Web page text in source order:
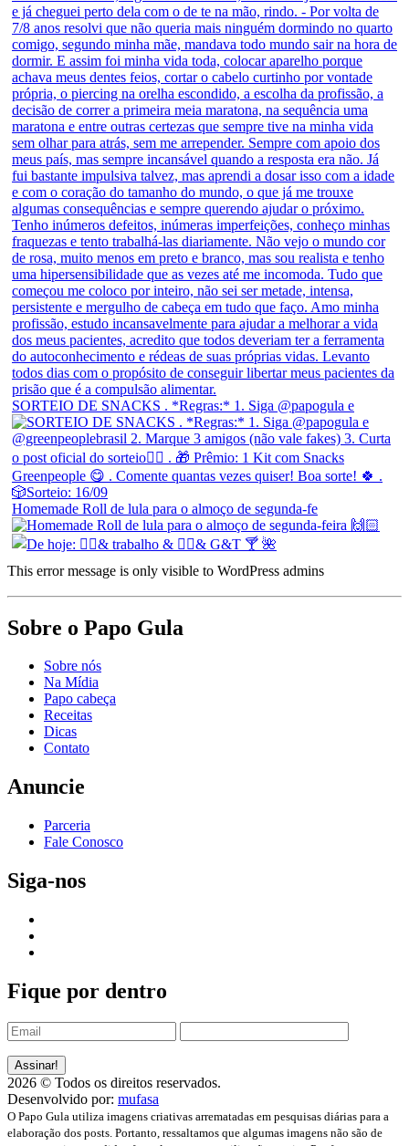
SORTEIO DE SNACKS . *Regras:* 1. Siga @papogula e
Homemade Roll de lula para o almoço de segunda-fe
This error message is only visible to WordPress admins
Sobre o Papo Gula
Sobre nós
Na Mídia
Papo cabeça
Receitas
Dicas
Contato
Anuncie
Parceria
Fale Conosco
Siga-nos
Fique por dentro
2026 © Todos os direitos reservados.
Desenvolvido por: mufasa
O Papo Gula utiliza imagens criativas arrematadas em pesquisas diárias para a
elaboração dos posts. Portanto, ressaltamos que algumas imagens não são de